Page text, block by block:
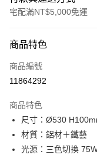
宅配滿NT$5,000免運
信用卡一次付款
LINE Pay
街口支付
悠遊付
商品特色
商品編號
11864292
商品特色
尺寸：Ø530
材質：鋁材＋鐵藝
光源：三色切換